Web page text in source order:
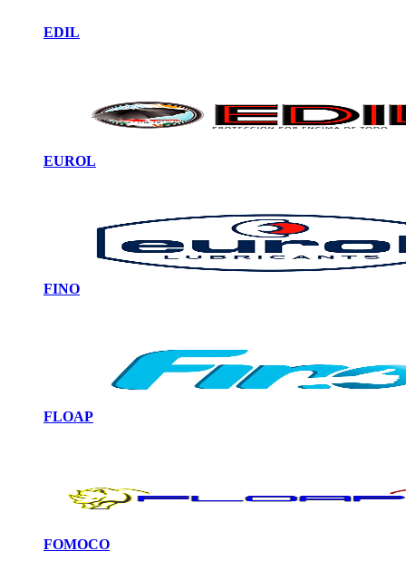
EDIL
EUROL
FINO
FLOAP
FOMOCO